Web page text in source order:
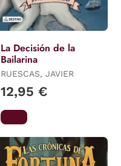
La Decisión de la
Bailarina
RUESCAS, JAVIER
12,95 €